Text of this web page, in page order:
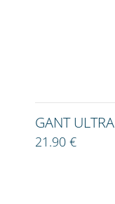
GANT ULTRA
21.90 €